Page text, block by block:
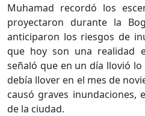
Muhamad recordó los
proyectaron durante la
anticiparon los riesgos de
que hoy son una realidad
señaló que en un día llovió
debía llover en el mes de
causó graves inundaciones,
de la ciudad.